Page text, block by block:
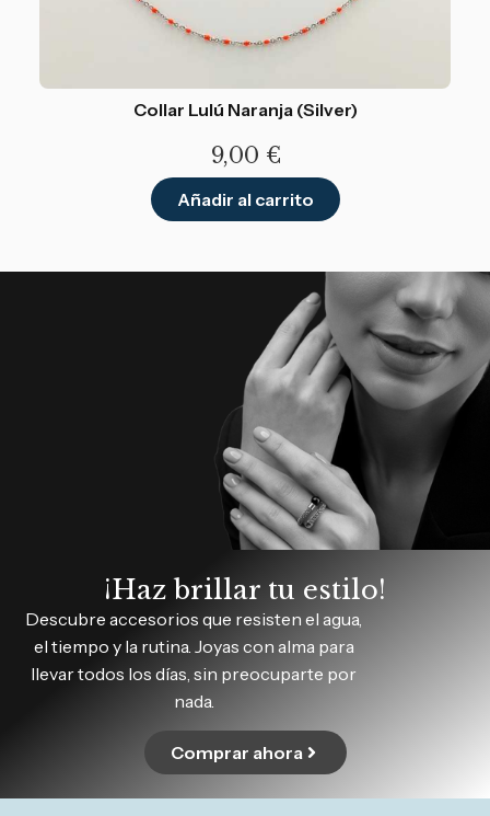
Collar Lulú Naranja (Silver)
9,00 €
Añadir al carrito
¡Haz brillar tu estilo!
Descubre accesorios que resisten el agua,
el tiempo y la rutina. Joyas con alma para
llevar todos los días, sin preocuparte por
nada.
Comprar ahora